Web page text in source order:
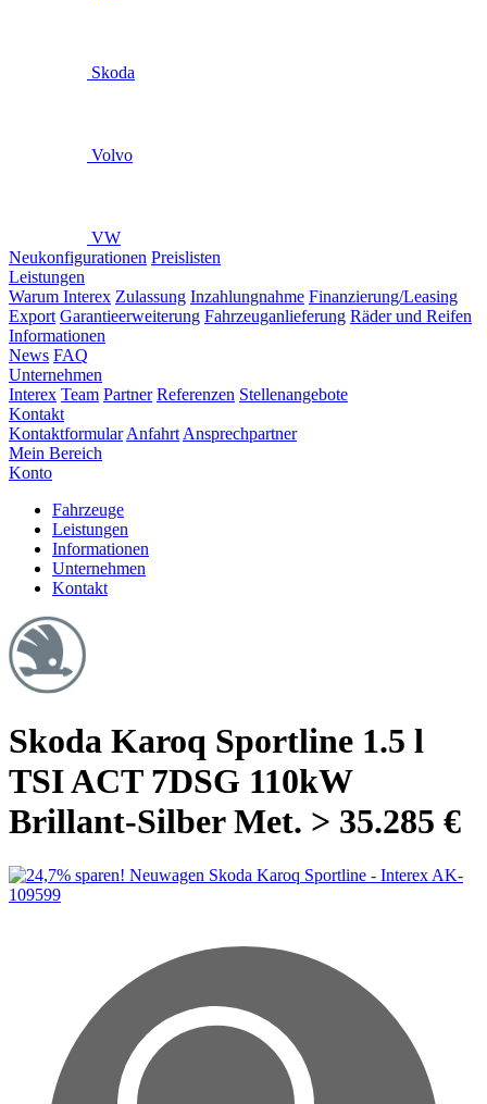
Skoda
Volvo
VW
Neukonfigurationen Preislisten
Leistungen
Warum Interex Zulassung Inzahlungnahme Finanzierung/Leasing
Export Garantieerweiterung Fahrzeuganlieferung Räder und Reifen
Informationen
News FAQ
Unternehmen
Interex Team Partner Referenzen Stellenangebote
Kontakt
Kontaktformular Anfahrt Ansprechpartner
Mein Bereich
Konto
Fahrzeuge
Leistungen
Informationen
Unternehmen
Kontakt
Skoda Karoq Sportline 1.5 l
TSI ACT 7DSG 110kW
Brillant-Silber Met. > 35.285 €